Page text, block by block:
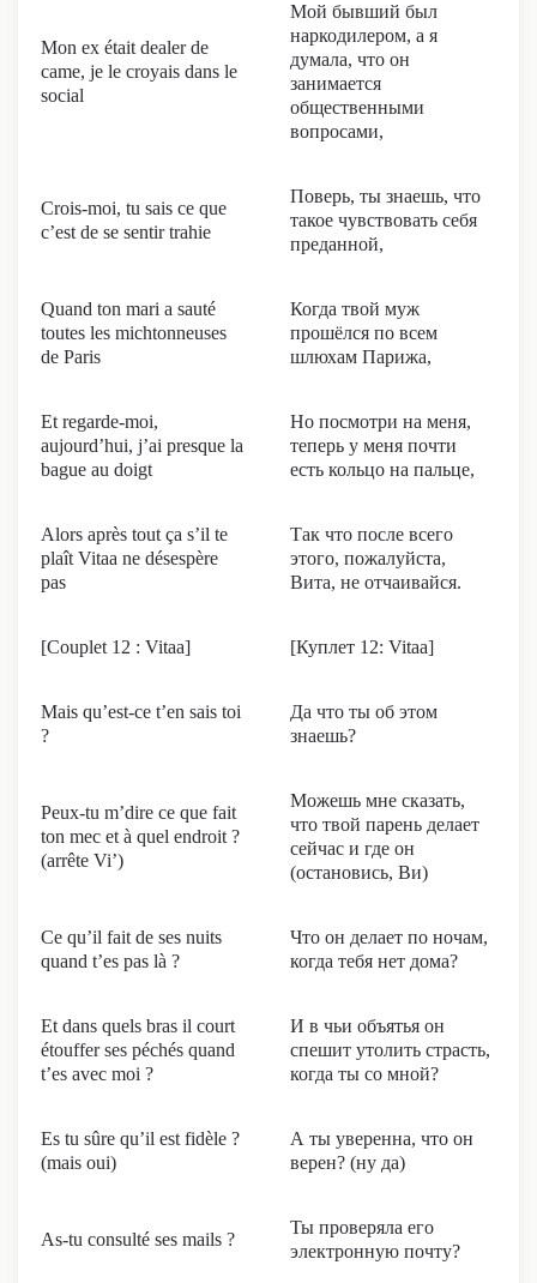
Mon ex était dealer de
came, je le croyais dans le
social
Мой бывший был
наркодилером, а я
думала, что он
занимается
общественными
вопросами,
Crois-moi, tu sais ce que
c’est de se sentir trahie
Поверь, ты знаешь, что
такое чувствовать себя
преданной,
Quand ton mari a sauté
toutes les michtonneuses
de Paris
Когда твой муж
прошёлся по всем
шлюхам Парижа,
Et regarde-moi,
aujourd’hui, j’ai presque la
bague au doigt
Но посмотри на меня,
теперь у меня почти
есть кольцо на пальце,
Alors après tout ça s’il te
plaît Vitaa ne désespère
pas
Так что после всего
этого, пожалуйста,
Вита, не отчаивайся.
[Couplet 12 : Vitaa] [Куплет 12: Vitaa]
Mais qu’est-ce t’en sais toi
?
Да что ты об этом
знаешь?
Peux-tu m’dire ce que fait
ton mec et à quel endroit ?
(arrête Vi’)
Можешь мне сказать,
что твой парень делает
сейчас и где он
(остановись, Ви)
Ce qu’il fait de ses nuits
quand t’es pas là ?
Что он делает по ночам,
когда тебя нет дома?
Et dans quels bras il court
étouffer ses péchés quand
t’es avec moi ?
И в чьи объятья он
спешит утолить страсть,
когда ты со мной?
Es tu sûre qu’il est fidèle ?
(mais oui)
А ты уверенна, что он
верен? (ну да)
As-tu consulté ses mails ?
Ты проверяла его
электронную почту?